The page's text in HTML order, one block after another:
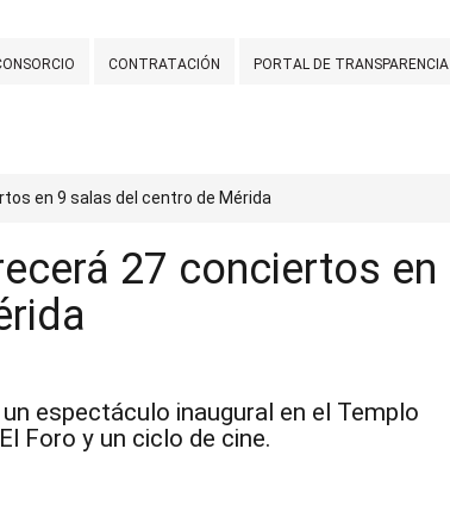
CONTRATACIÓN PORTAL DE TRANSPARENCIA
en 9 salas del centro de Mérida
27 conciertos en
espectáculo inaugural en el Templo
Foro y un ciclo de cine.